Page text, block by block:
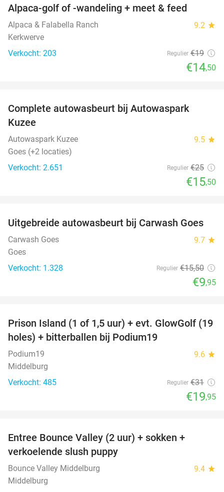
Alpaca-golf of -wandeling + meet & feed
Alpaca & Falabella Ranch 9.2 star
Kerkwerve
Verkocht: 203
Regulier €19
€14,50
Complete autowasbeurt bij Autowaspark
Kuzee
Autowaspark Kuzee 9.5 star
Goes (+2 locaties)
Verkocht: 2.651
Regulier €25
€15,50
36%
Uitgebreide autowasbeurt bij Carwash Goes
Carwash Goes 9.7 star
Goes
Verkocht: 1.328
Regulier €15,50
€9,95
36%
Prison Island (1 of 1,5 uur) + evt. GlowGolf (19
holes) + bitterballen bij Podium19
Podium19 9.6 star
Middelburg
Verkocht: 485
Regulier €31
€19,95
Entree Bounce Valley (2 uur) + sokken +
verkoelende slush puppy
Bounce Valley Middelburg 9.4 star
Middelburg